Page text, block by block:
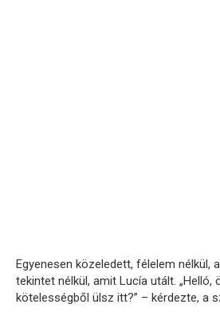
Egyenesen közeledett, félelem nélkül,
tekintet nélkül, amit Lucía utált. „Helló,
kötelességből ülsz itt?” – kérdezte, a